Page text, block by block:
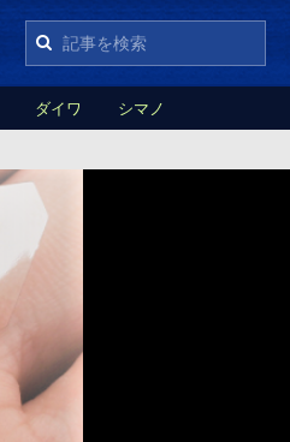
ダイワ シマノ